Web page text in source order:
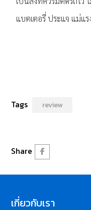
แบตเตอรี่ ประแจ แม่แ
Tags review
Share
เกี่ยวกับเรา